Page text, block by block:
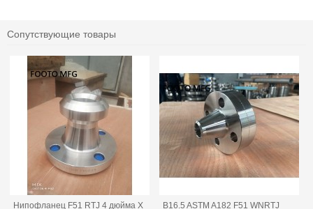
Сопутствующие товары
Нипофланец F51 RTJ 4 дюйма X
B16.5 ASTM A182 F51 WNRTJ